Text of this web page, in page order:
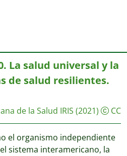
La salud universal y la
de salud resilientes.
de la Salud IRIS (2021) CC
el organismo independiente
sistema interamericano, la